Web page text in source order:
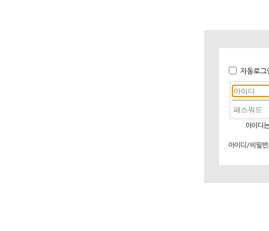
자동로그
아이디
아이디/비밀번